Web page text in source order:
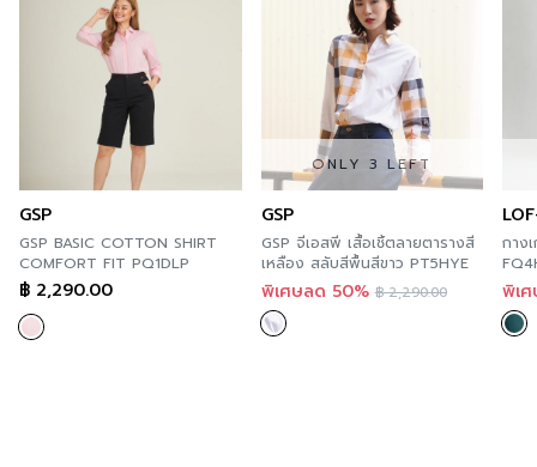
รูปทรงคอ
รูปทรงแขน
มีกระเป๋าเจาะสองข้าง
ผ่า
ผ่าเกยด้านหลัง
ดีไซน์ตกแต่ง
โลโก้ที่ชายกระโปรง
สี
ความโปร่งใส
GSP
GSP BASIC COTTON SHIRT
COMFORT FIT PQ1DLP
฿ 2,290.00
ONLY 3 LEFT
GSP
GSP จีเอสพี เสื้อเชิ้ตลายตารางสี
เหลือง สลับสีพื้นสีขาว PT5HYE
พิเศษลด 50% ฿2,290.00
กาง
พิเ